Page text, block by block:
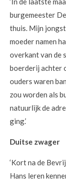
burgemeester
thuis. Mijn
moeder namen
overkant van de
boerderij achter
ouders waren
zou worden als
natuurlijk de
ging.’
Duitse zwager
‘Kort na de
Hans leren